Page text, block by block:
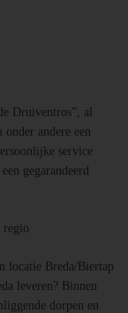
Druiventros”, al
andere een
service
gegarandeerd
regio
locatie Breda/Biertap
leveren? Binnen
dorpen en